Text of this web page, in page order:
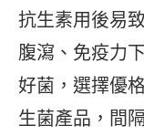
抗生素用後易
腹瀉、免疫力
好菌，選擇優
生菌產品，間